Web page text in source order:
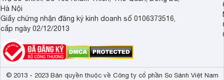
Hà Nội
Giấy chứng nhận đăng ký kinh doanh số 0106373516,
cấp ngày 02/12/2013
© 2013 - 2023 Bản quyền thuộc về Công ty cổ phần So Sánh Việt Nam